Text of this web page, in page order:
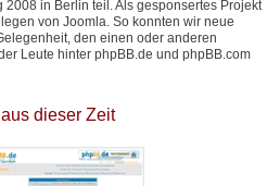
in Berlin teil. Als gesponsertes Projekt
von Joomla. So konnten wir neue
den einen oder anderen
Leute hinter phpBB.de und phpBB.com
dieser Zeit